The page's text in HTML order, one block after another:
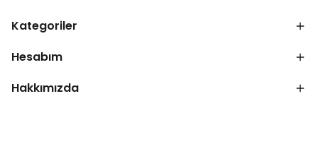
Kategoriler
Hesabım
Hakkımızda